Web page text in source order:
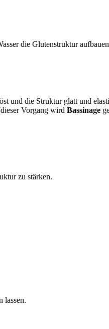
die Glutenstruktur
und die Struktur glatt und
Vorgang wird Bassinage
zu stärken.
lassen.